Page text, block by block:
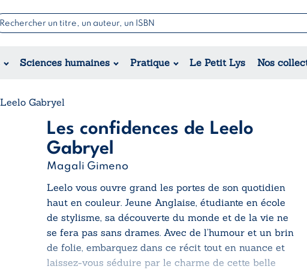
Sciences humaines Pratique Le Petit Lys Nos
Romance
Jeunesse
Théâtre
Gabryel
Les confidences de Leelo
Gabryel
Magali Gimeno
Leelo vous ouvre grand les portes de son quotidien
haut en couleur. Jeune Anglaise, étudiante en école
de stylisme, sa découverte du monde et de la vie ne
se fera pas sans drames. Avec de l’humour et un brin
de folie, embarquez dans ce récit tout en nuance et
laissez-vous séduire par le charme de cette belle